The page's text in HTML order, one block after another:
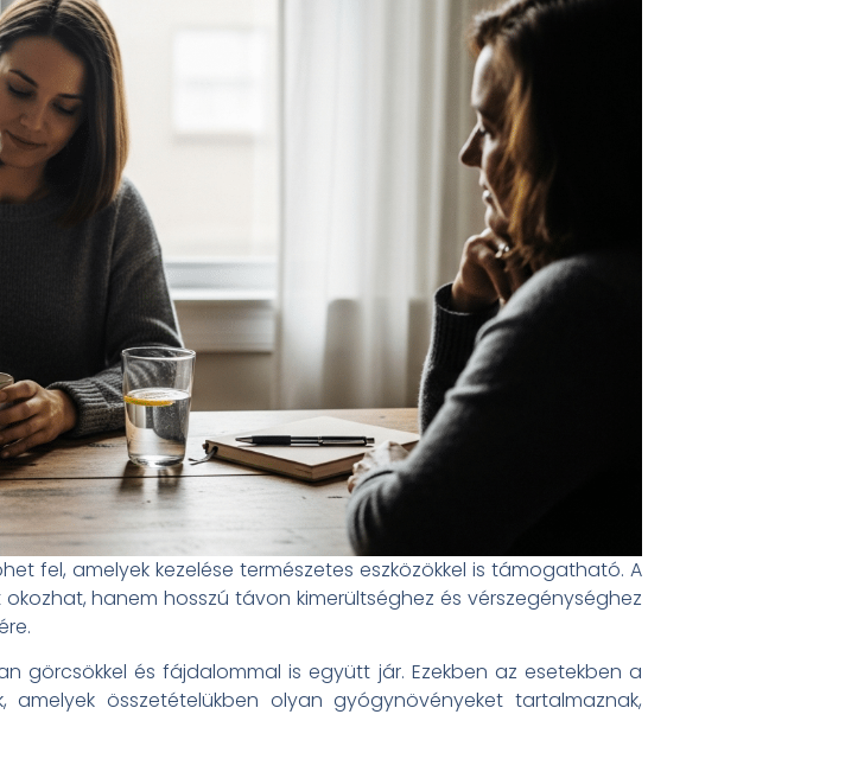
fel, amelyek kezelése természetes eszközökkel is támogatható. A
hanem hosszú távon kimerültséghez és vérszegénységhez
görcsökkel és fájdalommal is együtt jár. Ezekben az esetekben a
összetételükben olyan gyógynövényeket tartalmaznak,